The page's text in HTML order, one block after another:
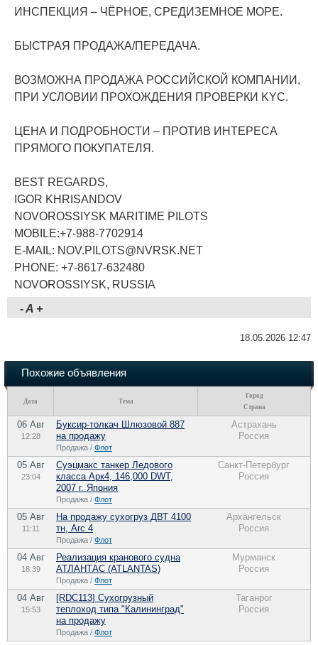
ИНСПЕКЦИЯ – ЧЁРНОЕ, CРЕДИЗЕМНОЕ МОРЕ.
БЫСТРАЯ ПРОДАЖА/ПЕРЕДАЧА.
ВОЗМОЖНА ПРОДАЖА РОССИЙСКОЙ КОМПАНИИ,
ПРИ УСЛОВИИ ПРОХОЖДЕНИЯ ПРОВЕРКИ KYC.
ЦЕНА И ПОДРОБНОСТИ – ПРОТИВ ИНТЕРЕСА
ПРЯМОГО ПОКУПАТЕЛЯ.
BEST REGARDS,
IGOR KHRISANDOV
NOVOROSSIYSK MARITIME PILOTS
MOBILE:+7-988-7702914
E-MAIL: NOV.PILOTS@NVRSK.NET
PHONE: +7-8617-632480
NOVOROSSIYSK, RUSSIA
-A +
18.05.2026 12:47
Похожие объявления
Дата Тема
Город
Страна
06 Авг
12:28
Буксир-толкач Шлюзовой 887
на продажу
Продажа / Флот
Астрахань
Россия
05 Авг
23:04
Суэцмакс танкер Ледового
класса Арк4, 146,000 DWT,
2007 г. Япония
Продажа / Флот
Санкт-Петербург
Россия
05 Авг
11:11
На продажу сухогруз ДВТ 4100
тн, Arc 4
Продажа / Флот
Архангельск
Россия
04 Авг
18:39
Реализация кранового судна
АТЛАНТАС (ATLANTAS)
Продажа / Флот
Мурманск
Россия
04 Авг
15:53
[RDC113] Сухогрузный
теплоход типа "Калининград"
на продажу
Продажа / Флот
Таганрог
Россия